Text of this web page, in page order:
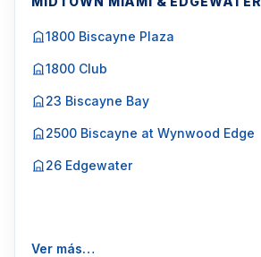
1800 Biscayne Plaza
1800 Club
23 Biscayne Bay
2500 Biscayne at Wynwood Edge
26 Edgewater
Ver más…